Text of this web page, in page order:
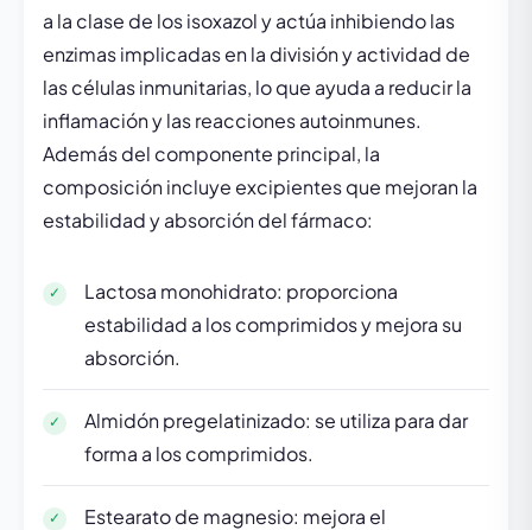
a la clase de los isoxazol y actúa inhibiendo las
enzimas implicadas en la división y actividad de
las células inmunitarias, lo que ayuda a reducir la
inflamación y las reacciones autoinmunes.
Además del componente principal, la
composición incluye excipientes que mejoran la
estabilidad y absorción del fármaco:
Lactosa monohidrato: proporciona
estabilidad a los comprimidos y mejora su
absorción.
Almidón pregelatinizado: se utiliza para dar
forma a los comprimidos.
Estearato de magnesio: mejora el